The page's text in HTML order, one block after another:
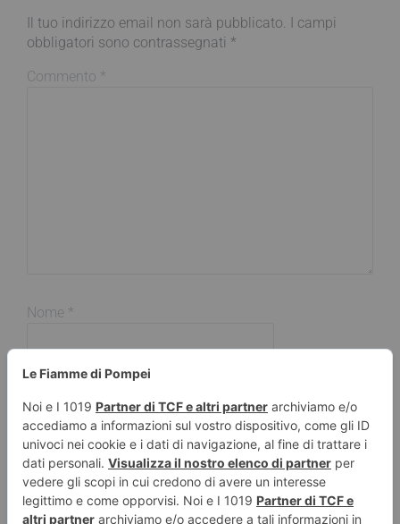
Il tuo indirizzo email non sarà pubblicato.
I campi
obbligatori sono contrassegnati *
Commento *
Nome *
Sito web